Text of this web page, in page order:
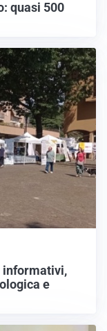
quasi 500
informativi,
e